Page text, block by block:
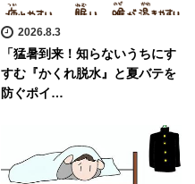
2026.8.3
「猛暑到来！知らないうちにす
すむ『かくれ脱水』と夏バテを
防ぐポイ…